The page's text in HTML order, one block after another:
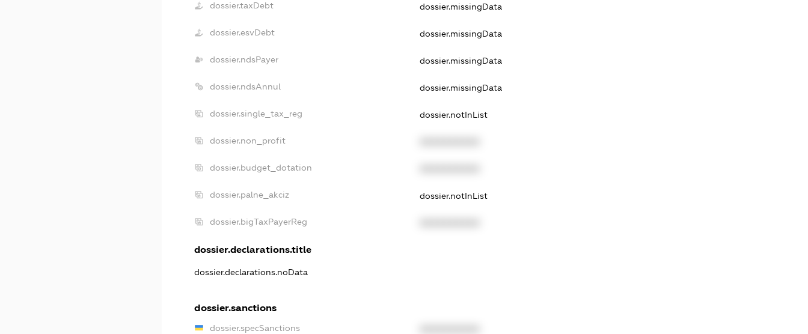
dossier.taxDebt dossier.missingData
dossier.esvDebt dossier.missingData
dossier.ndsPayer dossier.missingData
dossier.ndsAnnul dossier.missingData
dossier.single_tax_reg dossier.notInList
dossier.non_profit
dossier.budget_dotation
dossier.palne_akciz dossier.notInList
dossier.bigTaxPayerReg
dossier.declarations.title
dossier.declarations.noData
dossier.sanctions
dossier.specSanctions